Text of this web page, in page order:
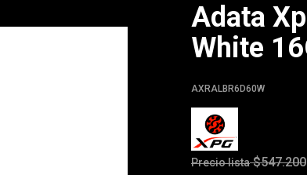
Adata
White
AXRALBR6D60W
Precio lista $547.200